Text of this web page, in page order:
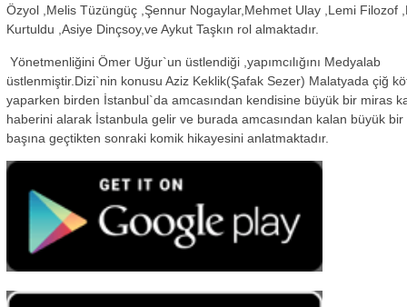
Özyol ,Melis Tüzüngüç ,Şennur Nogaylar,Mehmet Ulay ,Lemi Filozof
Kurtuldu ,Asiye Dinçsoy,ve Aykut Taşkın rol almaktadır.
Yönetmenliğini Ömer Uğur`un üstlendiği ,yapımcılığını Medyalab
üstlenmiştir.Dizi`nin konusu Aziz Keklik(Şafak Sezer) Malatyada çiğ
yaparken birden İstanbul`da amcasından kendisine büyük bir miras
haberini alarak İstanbula gelir ve burada amcasından kalan büyük bir
başına geçtikten sonraki komik hikayesini anlatmaktadır.